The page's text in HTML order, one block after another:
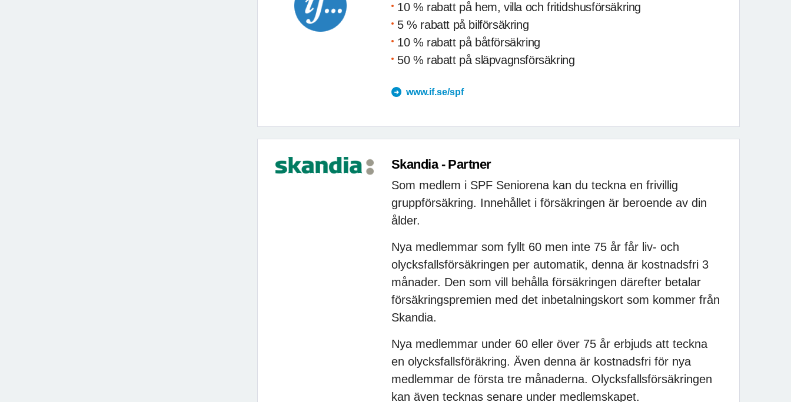
10 % rabatt på hem, villa och fritidshusförsäkring
5 % rabatt på bilförsäkring
10 % rabatt på båtförsäkring
50 % rabatt på släpvagnsförsäkring
www.if.se/spf
Skandia - Partner
Som medlem i SPF Seniorena kan du teckna en frivillig
gruppförsäkring. Innehållet i försäkringen är beroende av din
ålder.
Nya medlemmar som fyllt 60 men inte 75 år får liv- och
olycksfallsförsäkringen per automatik, denna är kostnadsfri 3
månader. Den som vill behålla försäkringen därefter betalar
försäkringspremien med det inbetalningskort som kommer från
Skandia.
Nya medlemmar under 60 eller över 75 år erbjuds att teckna
en olycksfallsföräkring. Även denna är kostnadsfri för nya
medlemmar de första tre månaderna. Olycksfallsförsäkringen
kan även tecknas senare under medlemskapet.